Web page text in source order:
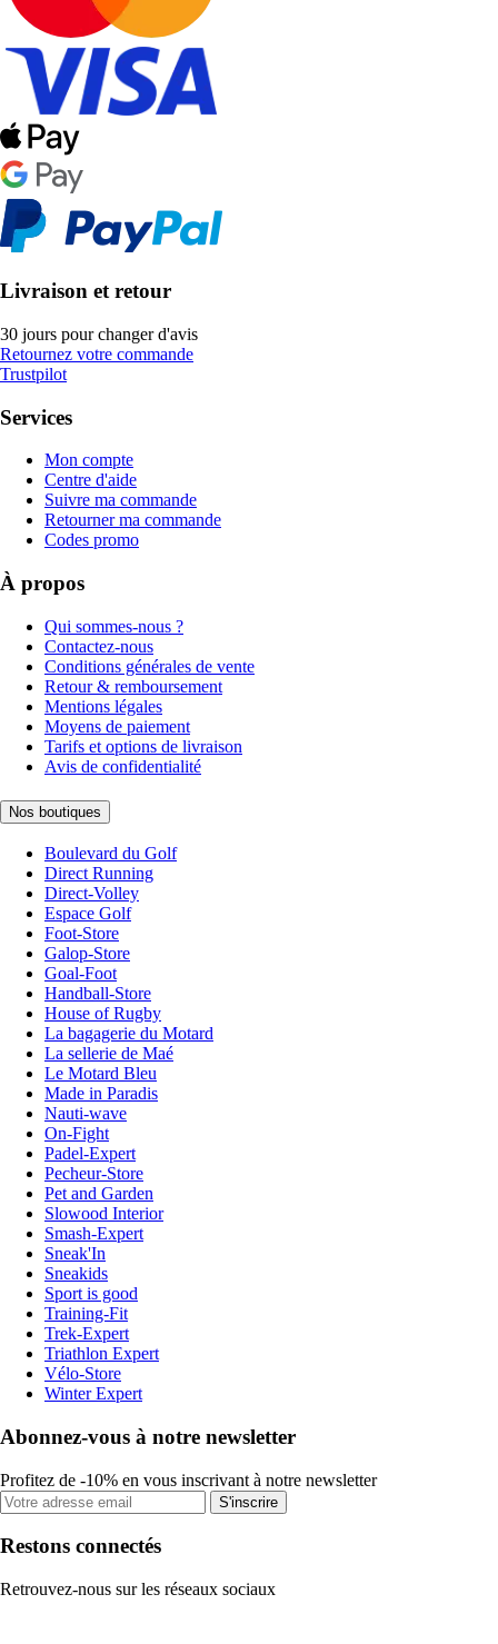
Livraison et retour
30 jours pour changer d'avis
Retournez votre commande
Trustpilot
Services
Mon compte
Centre d'aide
Suivre ma commande
Retourner ma commande
Codes promo
À propos
Qui sommes-nous ?
Contactez-nous
Conditions générales de vente
Retour & remboursement
Mentions légales
Moyens de paiement
Tarifs et options de livraison
Avis de confidentialité
Nos boutiques
Boulevard du Golf
Direct Running
Direct-Volley
Espace Golf
Foot-Store
Galop-Store
Goal-Foot
Handball-Store
House of Rugby
La bagagerie du Motard
La sellerie de Maé
Le Motard Bleu
Made in Paradis
Nauti-wave
On-Fight
Padel-Expert
Pecheur-Store
Pet and Garden
Slowood Interior
Smash-Expert
Sneak'In
Sneakids
Sport is good
Training-Fit
Trek-Expert
Triathlon Expert
Vélo-Store
Winter Expert
Abonnez-vous à notre newsletter
Profitez de -10% en vous inscrivant à notre newsletter
S'inscrire
Restons connectés
Retrouvez-nous sur les réseaux sociaux